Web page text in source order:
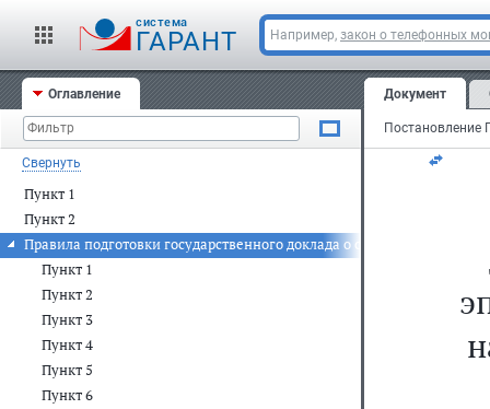
cистема
ГАРАНТ Например, закон о телефонных
Оглавление
Свернуть
Пункт 1
Пункт 2
Правила подготовки государственного доклада о состоянии
Пункт 1
Пункт 2
Пункт 3
Пункт 4
Пункт 5
Пункт 6
Документ